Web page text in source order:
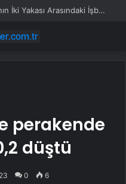
Çin Anakarası: Taiwan Boğazı’nın İki Yakası Arasındaki İşbirliği Durdurulamaz
perakende
düştü
0 6